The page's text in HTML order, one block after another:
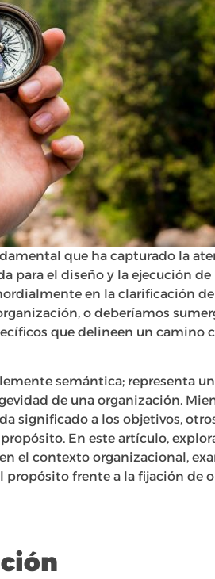
que ha capturado la
para el diseño y la ejecución de
en la clarificación
o deberíamos
que delineen un camino
semántica; representa
de una organización.
significado a los objetivos,
En este artículo,
el contexto organizacional,
frente a la fijación de